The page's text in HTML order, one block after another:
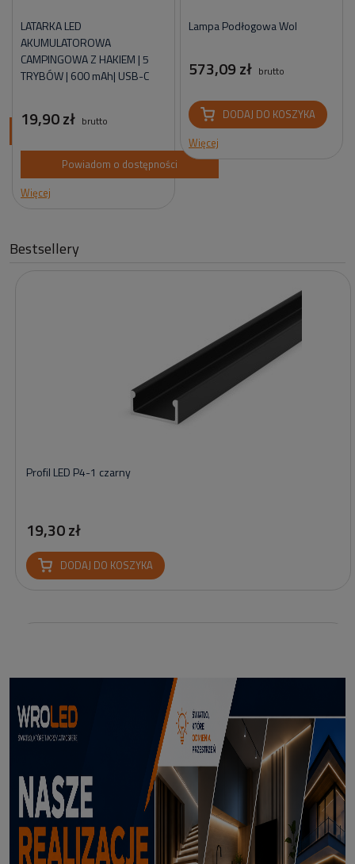
LATARKA LED
AKUMULATOROWA
CAMPINGOWA Z HAKIEM | 5
TRYBÓW | 600 mAh| USB-C
19,90 zł brutto
Powiadom o dostępności
Więcej
Lampa Podłogowa Wol
573,09 zł brutto
DODAJ DO KOSZYKA
Więcej
Bestsellery
Profil LED P4-1 czarny
19,30 zł
DODAJ DO KOSZYKA
Profil led Profil LED P6-2 ½ biały 3m